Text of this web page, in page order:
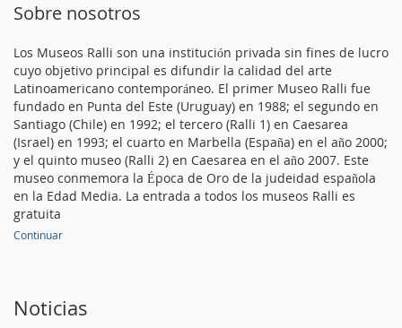
Sobre nosotros
Los Museos Ralli son una institución privada sin fines de lucro
cuyo objetivo principal es difundir la calidad del arte
Latinoamericano contemporáneo. El primer Museo Ralli fue
fundado en Punta del Este (Uruguay) en 1988; el segundo en
Santiago (Chile) en 1992; el tercero (Ralli 1) en Caesarea
(Israel) en 1993; el cuarto en Marbella (España) en el año 2000;
y el quinto museo (Ralli 2) en Caesarea en el año 2007. Este
museo conmemora la Época de Oro de la judeidad española
en la Edad Media. La entrada a todos los museos Ralli es
gratuita
Continuar
Noticias